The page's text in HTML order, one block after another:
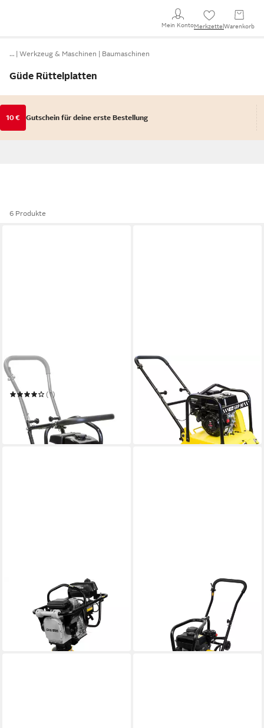
Mein KontoMerkzettel Warenkorb
… Werkzeug & Maschinen Baumaschinen
Güde Rüttelplatten
10 € Gutschein für deine erste Bestellung
6 Produkte
GÜDE
Rüttelplatte GRP 50
(1)
373,80 € UVP
-19%
in 5-6 Werktagen bei dir
GÜDE
Rüttelplatte GRP 90
458,96 € UVP649,00 €
in 5-6 Werktagen bei dir
Vibrationsstampfer GVS 80E
799,00 € UVP899,00 €
lieferbar in 2 Wochen
Rüttelplatte GRP 60E
458,99 €
in 6-8 Werktagen bei dir